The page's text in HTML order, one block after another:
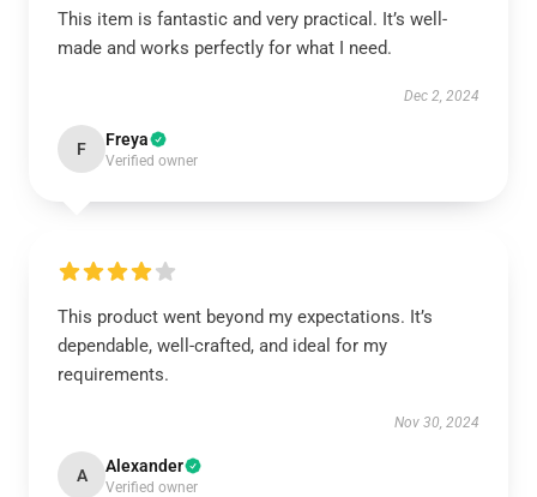
This item is fantastic and very practical. It’s well-
made and works perfectly for what I need.
Dec 2, 2024
F Freya
Verified owner
This product went beyond my expectations. It’s
dependable, well-crafted, and ideal for my
requirements.
Nov 30, 2024
A Alexander
Verified owner